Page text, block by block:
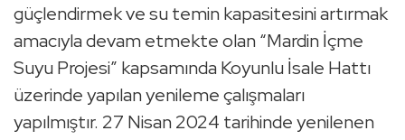
güçlendirmek ve su temin kapasitesini artırmak
amacıyla devam etmekte olan “Mardin İçme
Suyu Projesi” kapsamında Koyunlu İsale Hattı
üzerinde yapılan yenileme çalışmaları
yapılmıştır. 27 Nisan 2024 tarihinde yenilenen